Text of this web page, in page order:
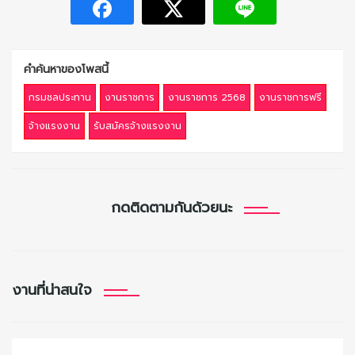
คำค้นหาของโพสนี้
กรมชลประทาน งานราชการ งานราชการ 2568
งานราชการฟรี
จ้างแรงงาน
รับสมัครจ้างแรงงาน
กดติดตามกันด้วยนะ
งานที่น่าสนใจ